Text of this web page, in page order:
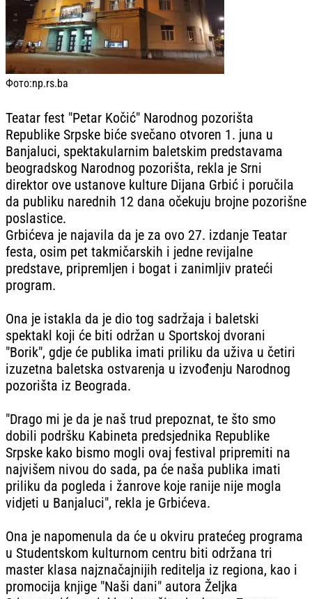
Фото:np.rs.ba
Teatar fest "Petar Kočić" Narodnog pozorišta
Republike Srpske biće svečano otvoren 1. juna u
Banjaluci, spektakularnim baletskim predstavama
beogradskog Narodnog pozorišta, rekla je Srni
direktor ove ustanove kulture Dijana Grbić i poručila
da publiku narednih 12 dana očekuju brojne pozorišne
poslastice.
Grbićeva je najavila da je za ovo 27. izdanje Teatar
festa, osim pet takmičarskih i jedne revijalne
predstave, pripremljen i bogat i zanimljiv prateći
program.
Ona je istakla da je dio tog sadržaja i baletski
spektakl koji će biti održan u Sportskoj dvorani
"Borik", gdje će publika imati priliku da uživa u četiri
izuzetna baletska ostvarenja u izvođenju Narodnog
pozorišta iz Beograda.
"Drago mi je da je naš trud prepoznat, te što smo
dobili podršku Kabineta predsjednika Republike
Srpske kako bismo mogli ovaj festival pripremiti na
najvišem nivou do sada, pa će naša publika imati
priliku da pogleda i žanrove koje ranije nije mogla
vidjeti u Banjaluci", rekla je Grbićeva.
Ona je napomenula da će u okviru pratećeg programa
u Studentskom kulturnom centru biti održana tri
master klasa najznačajnijih reditelja iz regiona, kao i
promocija knjige "Naši dani" autora Željka